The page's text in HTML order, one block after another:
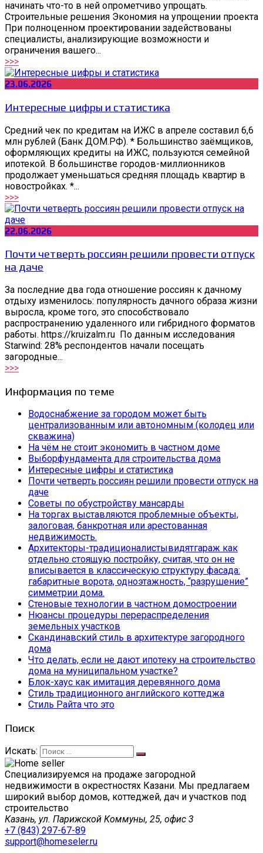
начинать что-то в ней опрометчиво упрощать.
Строительные решения Экономия на упрощении проекта
При полноценном проектировании задействованы
специалисты, анализирующие возможности и
ограничения вашего...
>>>
23.06.2026
Интересные цифры и статистика
Средний чек по кредитам на ИЖС в апреле составил 6,6
млн рублей (Банк ДОМ.РФ). * Большинство заёмщиков,
оформляющих кредиты на ИЖС, пользуются семейной
ипотекой. В большинстве городов-миллионников
продолжает уменьшаться средняя площадь квартир в
новостройках. *...
>>>
22.06.2026
Почти четверть россиян решили провести отпуск
на даче
За последние два года отношение россиян к дачному
отдыху изменилось: популярность дачного образа жизни
выросла, кроме того, это способствовало
распространению удаленного или гибридного форматов
работы. https://kruizalm.ru По данным исследования
Starwind: 28% респондентов начали посещать
загородные...
>>>
Информация по теме
Водоснабжение за городом может быть
централизованным или автономным (колодец или
скважина)
На чём не стоит экономить в частном доме
Выборфундамента для строительства дома
Интересные цифры и статистика
Почти четверть россиян решили провести отпуск на
даче
Советы по обустройству мансарды
На торгах выставляются проблемные объекты,
залоговая, банкротная или арестованная
недвижимость.
Архитекторы-традиционалистывидятгараж как
отдельно стоящую постройку, считая, что он не
вписывается в классическую структуру фасада:
габаритные ворота, одноэтажность, “разрушение”
симметрии дома.
Стеновые технологии в частном домостроении
Нюансы процедуры перераспределения
земельных участков
Скандинавский стиль в архитектуре загородного
дома
Что делать, если не дают ипотеку на строительство
дома на муниципальном участке?
Блок-хаус как имитация деревянного дома
Стиль традиционного английского коттеджа
Стиль Райта что это
Поиск
Искать:
Специализируемся на продаже загородной
недвижимости в окрестностях Казани. Мы предлагаем
широкий выбор домов, коттеджей, дач и участков под
строительство
Казань, ул. Парижской Коммуны, 25, офис 3
+7 (843) 297-67-89
support@homeseler.ru